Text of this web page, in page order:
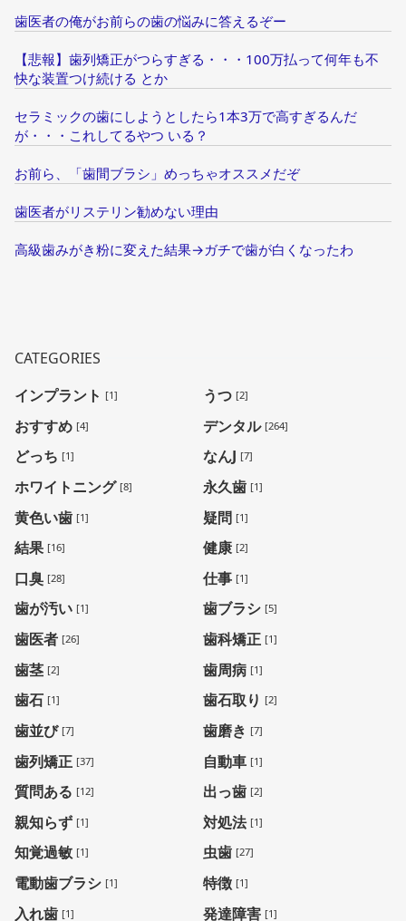
歯医者の俺がお前らの歯の悩みに答えるぞー
【悲報】歯列矯正がつらすぎる・・・100万払って何年も不
快な装置つけ続ける とか
セラミックの歯にしようとしたら1本3万で高すぎるんだ
が・・・これしてるやつ いる？
お前ら、「歯間ブラシ」めっちゃオススメだぞ
歯医者がリステリン勧めない理由
高級歯みがき粉に変えた結果→ガチで歯が白くなったわ
CATEGORIES
インプラント [1] うつ [2]
おすすめ [4] デンタル [264]
どっち [1] なんJ [7]
ホワイトニング [8] 永久歯 [1]
黄色い歯 [1] 疑問 [1]
結果 [16] 健康 [2]
口臭 [28] 仕事 [1]
歯が汚い [1] 歯ブラシ [5]
歯医者 [26] 歯科矯正 [1]
歯茎 [2] 歯周病 [1]
歯石 [1] 歯石取り [2]
歯並び [7] 歯磨き [7]
歯列矯正 [37] 自動車 [1]
質問ある [12] 出っ歯 [2]
親知らず [1] 対処法 [1]
知覚過敏 [1] 虫歯 [27]
電動歯ブラシ [1] 特徴 [1]
入れ歯 [1] 発達障害 [1]